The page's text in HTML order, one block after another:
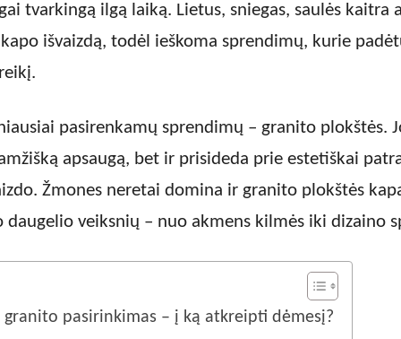
tvarkingą ilgą laiką. Lietus, sniegas, saulės kaitra
išvaizdą, todėl ieškoma sprendimų, kurie
pasirenkamų sprendimų – granito plokštės.
apsaugą, bet ir prisideda prie estetiškai
Žmones neretai domina ir granito plokštės
daugelio veiksnių – nuo akmens kilmės iki dizaino
granito pasirinkimas – į ką atkreipti dėmesį?